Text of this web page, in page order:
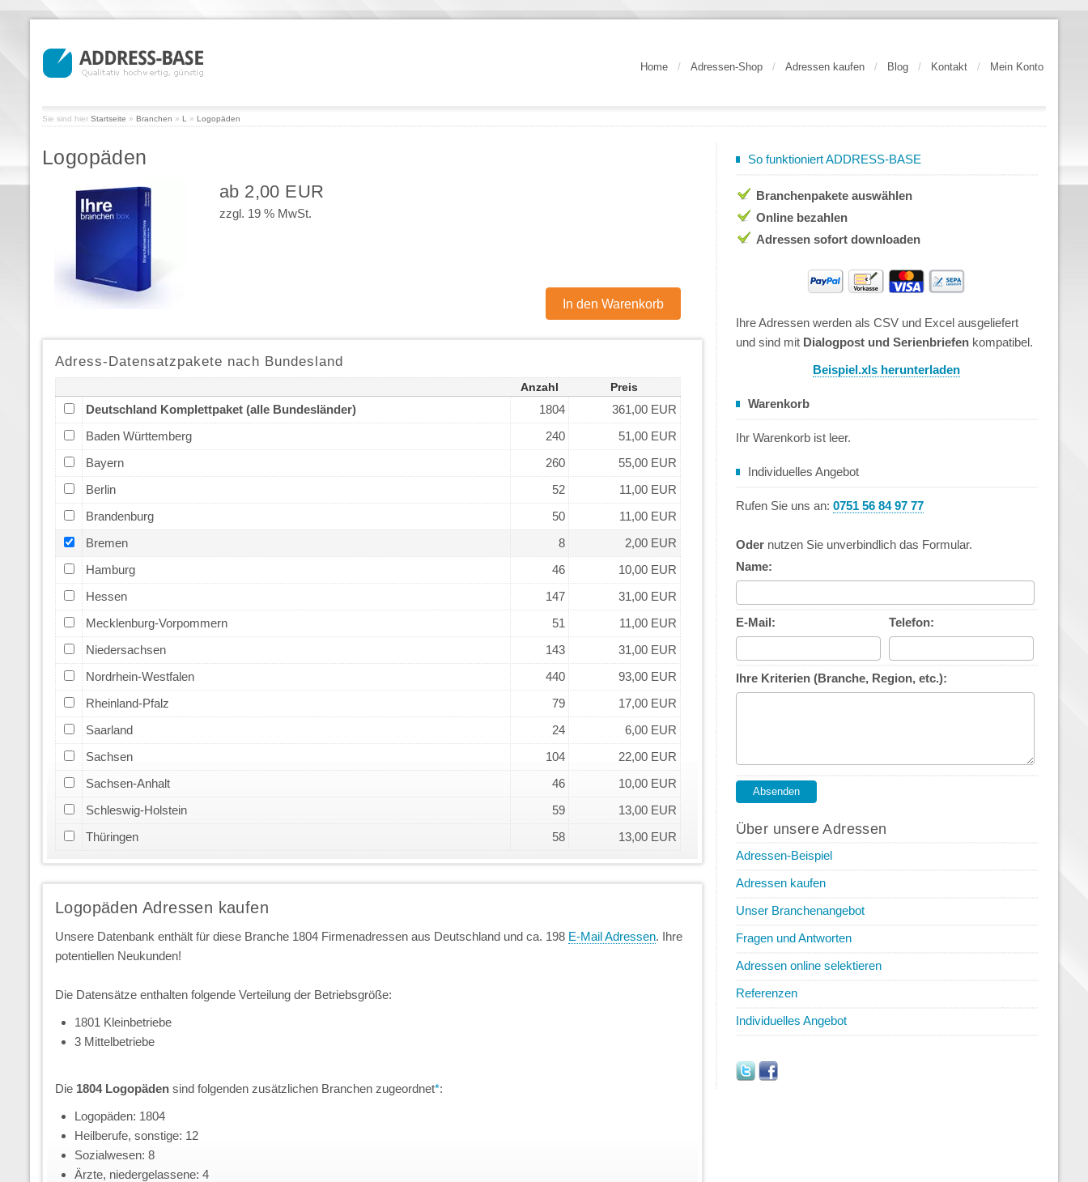
Home / Adressen-Shop / Adressen kaufen / Blog / Kontakt / Mein Konto
Sie sind hier Startseite » Branchen » L » Logopäden
Logopäden
ab 2,00 EUR
zzgl. 19 % MwSt.
Adress-Datensatzpakete nach Bundesland
Anzahl Preis
Deutschland Komplettpaket (alle Bundesländer) 1804
361,00 EUR
Baden Württemberg
240
51,00 EUR
Bayern
260
55,00 EUR
Berlin
52
11,00 EUR
Brandenburg
50
11,00 EUR
Bremen
8
2,00 EUR
Hamburg
46
10,00 EUR
Hessen
147
31,00 EUR
Mecklenburg-Vorpommern
51
11,00 EUR
Niedersachsen
143
31,00 EUR
Nordrhein-Westfalen
440
93,00 EUR
Rheinland-Pfalz
79
17,00 EUR
Saarland
24
6,00 EUR
Sachsen
104
22,00 EUR
Sachsen-Anhalt
46
10,00 EUR
Schleswig-Holstein
59
13,00 EUR
Thüringen
58 13,00 EUR
Logopäden Adressen kaufen
Unsere Datenbank enthält für diese Branche 1804 Firmenadressen aus Deutschland und ca. 198 E-Mail Adressen. Ihre
potentiellen Neukunden!
Die Datensätze enthalten folgende Verteilung der Betriebsgröße:
1801 Kleinbetriebe
3 Mittelbetriebe
Die 1804 Logopäden sind folgenden zusätzlichen Branchen zugeordnet*:
Logopäden: 1804
Heilberufe, sonstige: 12
Sozialwesen: 8
Ärzte, niedergelassene: 4
So funktioniert ADDRESS-BASE
Branchenpakete auswählen
Online bezahlen
Adressen sofort downloaden
Ihre Adressen werden als CSV und Excel ausgeliefert
und sind mit Dialogpost und Serienbriefenkompatibel.
Beispiel.xls herunterladen
Warenkorb
Ihr Warenkorb ist leer.
Individuelles Angebot
Rufen Sie uns an: 0751 56 84 97 77
Odernutzen Sie unverbindlich das Formular.
Name:
E-Mail: Telefon:
Ihre Kriterien (Branche, Region, etc.):
Über unsere Adressen
Adressen-Beispiel
Adressen kaufen
Unser Branchenangebot
Fragen und Antworten
Adressen online selektieren
Referenzen
Individuelles Angebot